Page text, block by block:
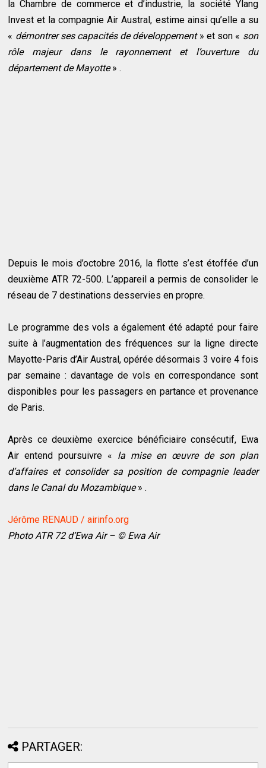
la Chambre de commerce et d’industrie, la société Ylang
Invest et la compagnie Air Austral, estime ainsi qu’elle a su
« démontrer ses capacités de développement» et son « son
rôle majeur dans le rayonnement et l’ouverture du
département de Mayotte» .
Depuis le mois d’octobre 2016, la flotte s’est étoffée d’un
deuxième ATR 72-500. L’appareil a permis de consolider le
réseau de 7 destinations desservies en propre.
Le programme des vols a également été adapté pour faire
suite à l’augmentation des fréquences sur la ligne directe
Mayotte-Paris d’Air Austral, opérée désormais 3 voire 4 fois
par semaine : davantage de vols en correspondance sont
disponibles pour les passagers en partance et provenance
de Paris.
Après ce deuxième exercice bénéficiaire consécutif, Ewa
Air entend poursuivre « la mise en œuvre de son plan
d’affaires et consolider sa position de compagnie leader
dans le Canal du Mozambique» .
Jérôme RENAUD / airinfo.org
Photo ATR 72 d’Ewa Air – © Ewa Air
PARTAGER: